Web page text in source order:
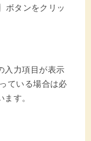
ボタンをクリッ
入力項目が表示
ている場合は必
す。